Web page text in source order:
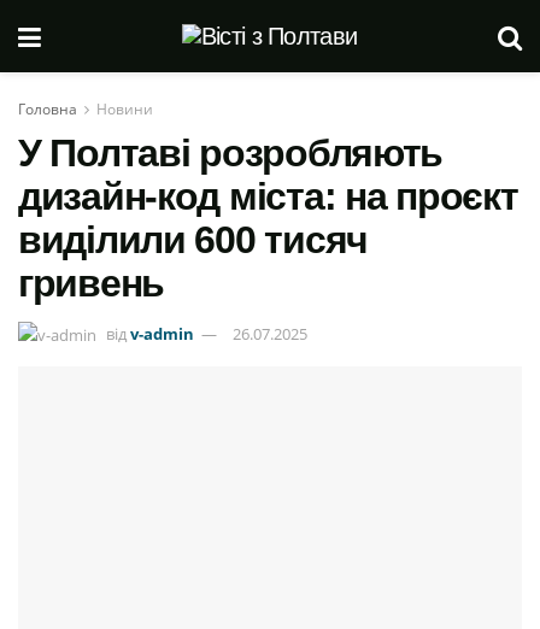
Головна Новини
У Полтаві розробляють
дизайн-код міста: на проєкт
виділили 600 тисяч
гривень
відv-admin 26.07.2025